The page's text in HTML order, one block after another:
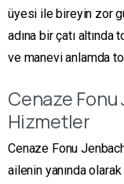
üyesi ile bireyin zor
adına bir çatı
ve manevi anlamda
Cenaze Fonu
Hizmetler
Cenaze Fonu
ailenin yanında